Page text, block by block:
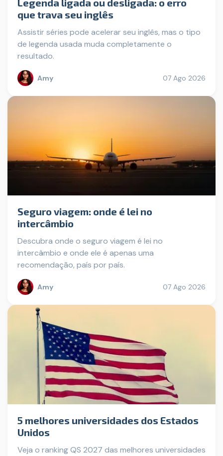
Legenda ligada ou desligada: o erro
que trava seu inglês
Assistir séries pode acelerar seu inglês, mas o tipo
de legenda usada muda completamente o
resultado.
Amy 07 Ago 2026
Seguro viagem: onde é lei no
intercâmbio
Descubra onde o seguro viagem é lei no
intercâmbio e onde ele é apenas uma
recomendação, país por país.
Amy 07 Ago 2026
5 melhores universidades dos Estados
Unidos
Veja o ranking QS 2027 das melhores universidades